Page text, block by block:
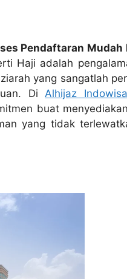
Pendaftaran Mudah
Haji adalah
yang sangatlah
DiAlhijaz
buat
yang tidak